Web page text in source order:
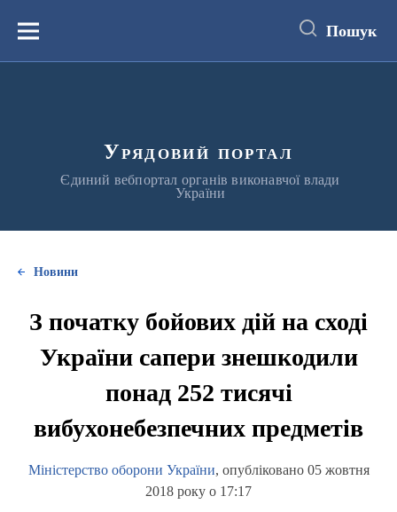
вмістуМеню Пошук
Урядовий портал
Єдиний вебпортал органів виконавчої влади
України
Новини
З початку бойових дій на сході
України сапери знешкодили
понад 252 тисячі
вибухонебезпечних предметів
Міністерство оборони України, опубліковано 05 жовтня
2018 року о 17:17